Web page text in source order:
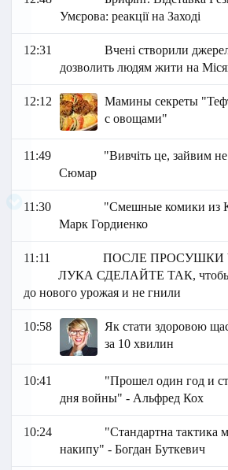
Умєрова: реакції на Заході
12:31
Вчені створили
дозволить людям жити на
12:12
Мамины секреты
с овощами"
11:49
"Вивчіть це, зайвим
Сюмар
11:30
"Смешные комики из
Марк Гордиенко
11:11
ПОСЛЕ ПРОСУШКИ
ЛУКА СДЕЛАЙТЕ ТАК, чтобы
до нового урожая и не гнили
10:58
Як стати здоровою
за 10 хвилин
10:41
"Прошел один год и
дня войны" - Альфред Кох
10:24
"Стандартна тактика
накипу" - Богдан Буткевич